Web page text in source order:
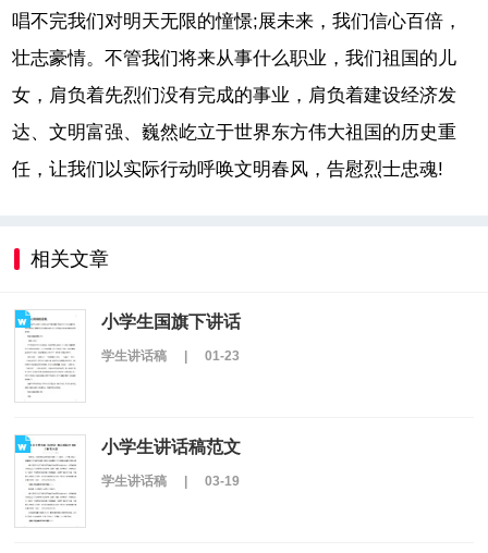
唱不完我们对明天无限的憧憬;展未来，我们信心百倍，
壮志豪情。不管我们将来从事什么职业，我们祖国的儿
女，肩负着先烈们没有完成的事业，肩负着建设经济发
达、文明富强、巍然屹立于世界东方伟大祖国的历史重
任，让我们以实际行动呼唤文明春风，告慰烈士忠魂!
相关文章
小学生国旗下讲话
学生讲话稿 01-23
小学生讲话稿范文
学生讲话稿 03-19